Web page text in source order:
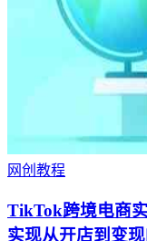
网创教程
TikTok跨境电商
实现从开店到变